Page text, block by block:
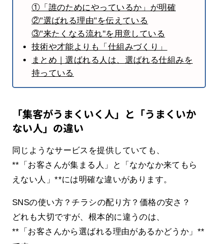
①「誰のためにやっているか」が明確
②"選ばれる理由"を伝えている
③"来たくなる流れ"を用意している
技術や才能よりも「仕組みづくり」
まとめ｜選ばれる人は、選ばれる仕組みを
持っている
「集客がうまくいく人」と「うまくいか
ない人」の違い
同じようなサービスを提供していても、
**「お客さんが集まる人」と「なかなか来てもら
えない人」**には明確な違いがあります。
SNSの使い方？チラシの配り方？価格の安さ？
どれも大切ですが、根本的に違うのは、
**「お客さんから選ばれる理由があるかどうか」**